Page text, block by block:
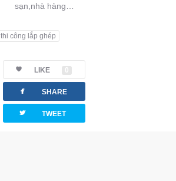
sạn,nhà hàng…
thi công lắp ghép
LIKE 0
facebook SHARE
twitterbird TWEET